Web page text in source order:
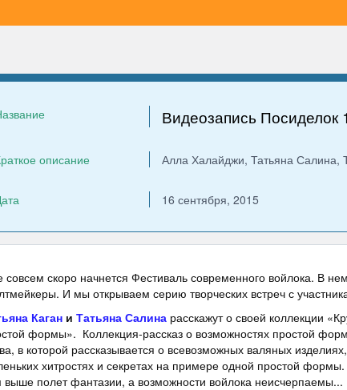
Видеозапись Посиделок
описание Алла Халайджи, Татьяна Салина,
16 сентября, 2015
совсем скоро начнется Фестиваль современного войлока. В
И мы открываем серию творческих встреч с
Кагани Татьяна Салинарасскажут о своей коллекции
формы». Коллекция-рассказ о возможностях простой
в которой рассказывается о всевозможных валяных
хитростях и секретах на примере одной простой
выше полет фантазии, а возможности войлока неисчерпаемы...